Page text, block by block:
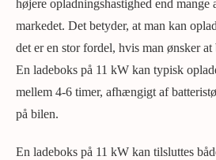
højere opladningshastighed end mange
markedet. Det betyder, at man kan
det er en stor fordel, hvis man ønsker
En ladeboks på 11 kW kan typisk
mellem 4-6 timer, afhængigt af
på bilen.
En ladeboks på 11 kW kan tilsluttes